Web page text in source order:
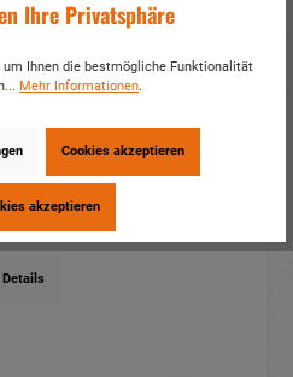
Anker aus
12x3x13cm
17702
Hier anmelden
Details
Ihre Privatsphäre
um Ihnen die bestmögliche Funktionalität
Mehr Informationen.
Cookies akzeptieren
akzeptieren